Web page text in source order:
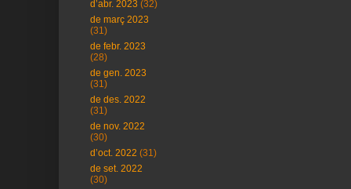
d’abr. 2023 (32)
de març 2023
(31)
de febr. 2023
(28)
de gen. 2023
(31)
de des. 2022
(31)
de nov. 2022
(30)
d’oct. 2022 (31)
de set. 2022
(30)